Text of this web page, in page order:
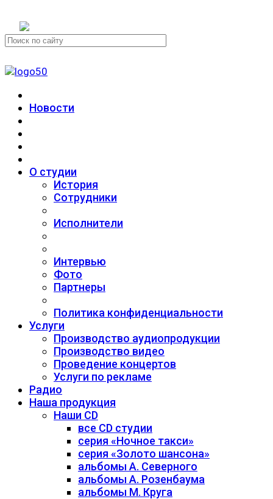
Новости
О студии
История
Сотрудники
Исполнители
Интервью
Фото
Партнеры
Политика конфиденциальности
Услуги
Производство аудиопродукции
Производство видео
Проведение концертов
Услуги по рекламе
Радио
Наша продукция
Наши CD
все CD студии
серия «Ночное такси»
серия «Золото шансона»
альбомы А. Северного
альбомы А. Розенбаума
альбомы М. Круга